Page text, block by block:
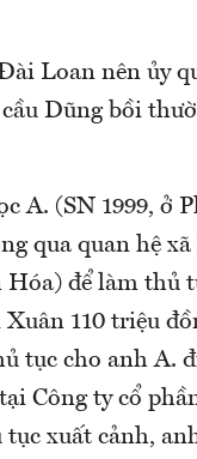
Loan nên ủy
Dũng bồi
A. (SN 1999, ở
qua quan hệ
để làm thủ
110 triệu
tục cho anh A.
Công ty cổ
xuất cảnh,